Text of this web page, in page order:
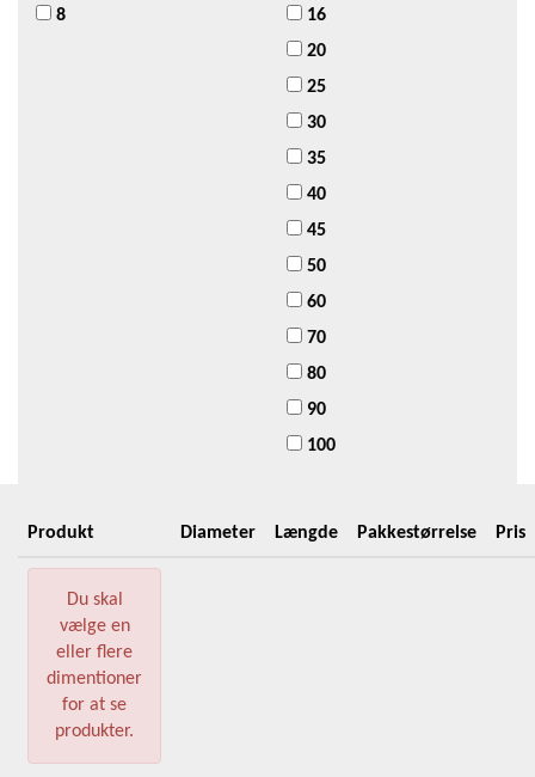
8
16
20
25
30
35
40
45
50
60
70
80
90
100
Produkt Diameter Længde Pakkestørrelse Pris
Du skal
vælge en
eller flere
dimentioner
for at se
produkter.